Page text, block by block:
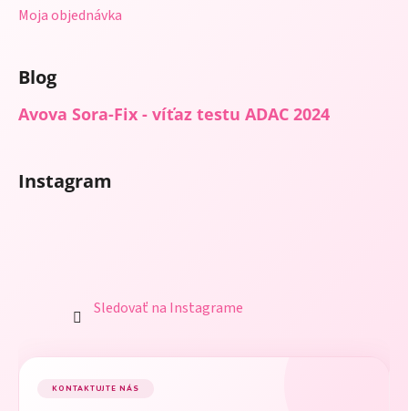
Moja objednávka
Blog
Avova Sora-Fix - víťaz testu ADAC 2024
Instagram
Sledovať na Instagrame
KONTAKTUJTE NÁS